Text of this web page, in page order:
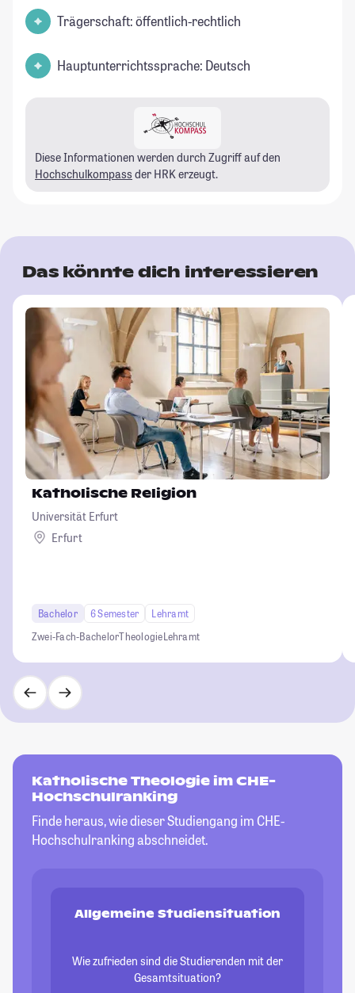
Trägerschaft: öffentlich-rechtlich
Hauptunterrichtssprache: Deutsch
Diese Informationen werden durch Zugriff auf den
Hochschulkompass der HRK erzeugt.
Das könnte dich interessieren
Katholische Religion
Universität Erfurt
Erfurt
Bachelor 6 Semester
Lehramt
Zwei-Fach-BachelorTheologieLehramt
Katholische Theologie im CHE-
Hochschulranking
Finde heraus, wie dieser Studiengang im CHE-
Hochschulranking abschneidet.
Allgemeine Studiensituation
Wie zufrieden sind die Studierenden mit der
Gesamtsituation?